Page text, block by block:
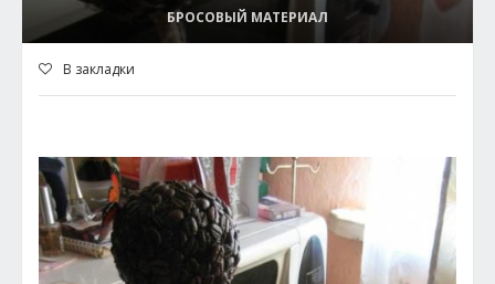
БРОСОВЫЙ МАТЕРИАЛ
В закладки